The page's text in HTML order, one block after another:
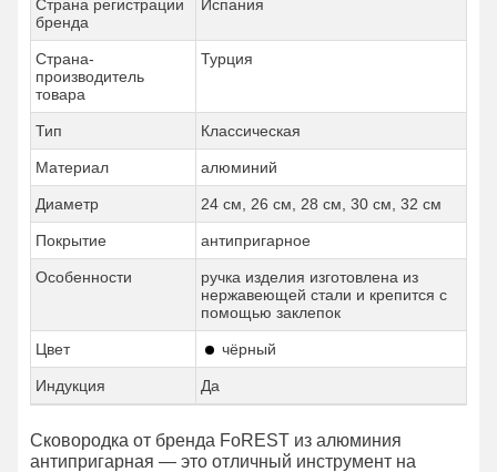
Страна регистрации
бренда
Испания
Страна-
производитель
товара
Турция
Тип Классическая
Материал алюминий
Диаметр 24 см, 26 см, 28 см, 30 см, 32 см
Покрытие антипригарное
Особенности
ручка изделия изготовлена из
нержавеющей стали и крепится с
помощью заклепок
Цвет чёрный
Индукция Да
Сковородка от бренда FoREST из алюминия
антипригарная — это отличный инструмент на